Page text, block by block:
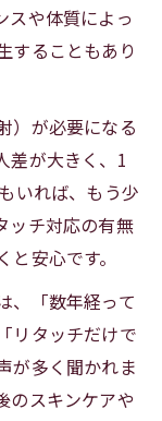
スや体質によっ
することもあり
）が必要になる
差が大きく、1
いれば、もう少
ッチ対応の有無
安心です。
、「数年経って
リタッチだけで
が多く聞かれま
のスキンケアや